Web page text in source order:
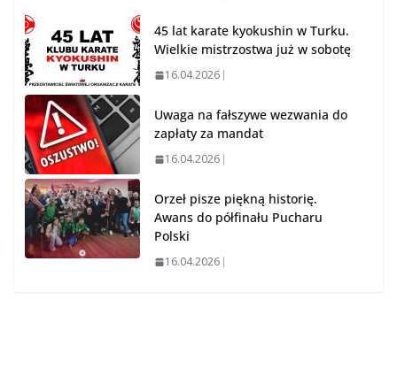
45 lat karate kyokushin w Turku.
Wielkie mistrzostwa już w sobotę
16.04.2026
Uwaga na fałszywe wezwania do
zapłaty za mandat
16.04.2026
Orzeł pisze piękną historię.
Awans do półfinału Pucharu
Polski
16.04.2026